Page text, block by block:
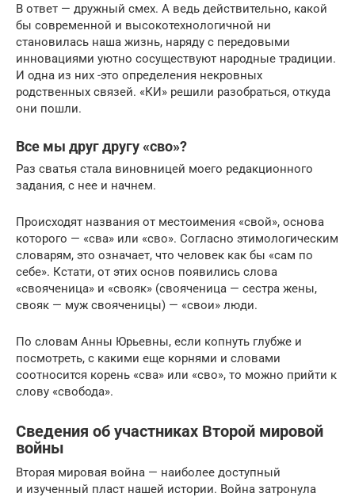
В ответ — дружный смех. А ведь действительно, какой
бы современной и высокотехнологичной ни
становилась наша жизнь, наряду с передовыми
инновациями уютно сосуществуют народные традиции.
И одна из них -это определения некровных
родственных связей. «КИ» решили разобраться, откуда
они пошли.
Все мы друг другу «сво»?
Раз сватья стала виновницей моего редакционного
задания, с нее и начнем.
Происходят названия от местоимения «свой», основа
которого — «сва» или «сво». Согласно этимологическим
словарям, это означает, что человек как бы «сам по
себе». Кстати, от этих основ появились слова
«свояченица» и «свояк» (свояченица — сестра жены,
свояк — муж свояченицы) — «свои» люди.
По словам Анны Юрьевны, если копнуть глубже и
посмотреть, с какими еще корнями и словами
соотносится корень «сва» или «сво», то можно прийти к
слову «свобода».
Сведения об участниках Второй мировой
войны
Вторая мировая война — наиболее доступный
и изученный пласт нашей истории. Война затронула